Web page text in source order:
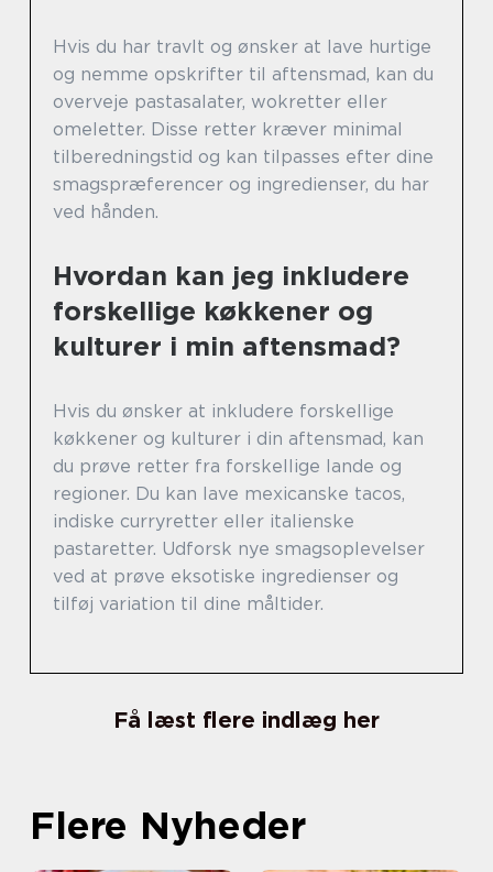
Hvis du har travlt og ønsker at lave hurtige
og nemme opskrifter til aftensmad, kan du
overveje pastasalater, wokretter eller
omeletter. Disse retter kræver minimal
tilberedningstid og kan tilpasses efter dine
smagspræferencer og ingredienser, du har
ved hånden.
Hvordan kan jeg inkludere
forskellige køkkener og
kulturer i min aftensmad?
Hvis du ønsker at inkludere forskellige
køkkener og kulturer i din aftensmad, kan
du prøve retter fra forskellige lande og
regioner. Du kan lave mexicanske tacos,
indiske curryretter eller italienske
pastaretter. Udforsk nye smagsoplevelser
ved at prøve eksotiske ingredienser og
tilføj variation til dine måltider.
Få læst flere indlæg her
Flere Nyheder